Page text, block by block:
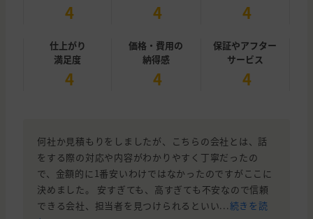
4 4 4
仕上がり
満足度
4
価格・費用の
納得感
4
保証やアフター
サービス
4
何社か見積もりをしましたが、こちらの会社とは、話
をする際の対応や内容がわかりやすく丁寧だったの
で、金額的に1番安いわけではなかったのですがここに
決めました。 安すぎても、高すぎても不安なので信頼
できる会社、担当者を見つけられるといい...続きを読